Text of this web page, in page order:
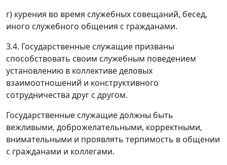
г) курения во время служебных совещаний, бесед,
иного служебного общения с гражданами.
3.4. Государственные служащие призваны
способствовать своим служебным поведением
установлению в коллективе деловых
взаимоотношений и конструктивного
сотрудничества друг с другом.
Государственные служащие должны быть
вежливыми, доброжелательными, корректными,
внимательными и проявлять терпимость в общении
с гражданами и коллегами.